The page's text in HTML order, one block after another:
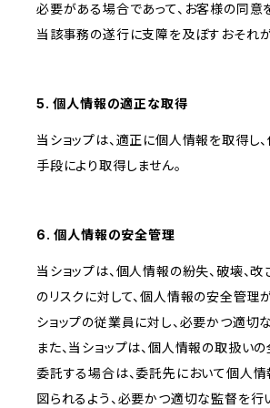
必要がある場合であって、お客様の同意
当該事務の遂行に支障を及ぼすおそれ
5. 個人情報の適正な取得
当ショップは、適正に個人情報を取得し
手段により取得しません。
6. 個人情報の安全管理
当ショップは、個人情報の紛失、破壊、
のリスクに対して、個人情報の安全管理
ショップの従業員に対し、必要かつ適切
また、当ショップは、個人情報の取扱い
委託する場合は、委託先において個人
図られるよう、必要かつ適切な監督を行